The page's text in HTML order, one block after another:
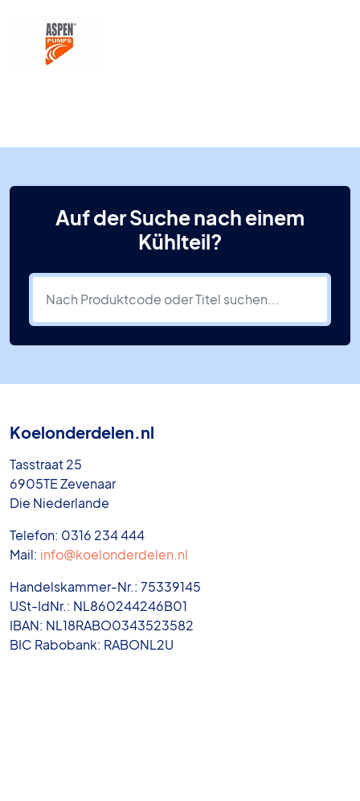
Auf der Suche nach einem
Kühlteil?
Koelonderdelen.nl
Tasstraat 25
6905TE Zevenaar
Die Niederlande
Telefon: 0316 234 444
Mail: info@koelonderdelen.nl
Handelskammer-Nr.: 75339145
USt-IdNr.: NL860244246B01
IBAN: NL18RABO0343523582
BIC Rabobank: RABONL2U